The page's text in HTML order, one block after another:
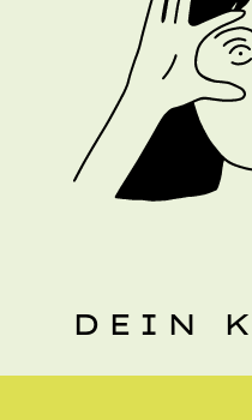
DEIN